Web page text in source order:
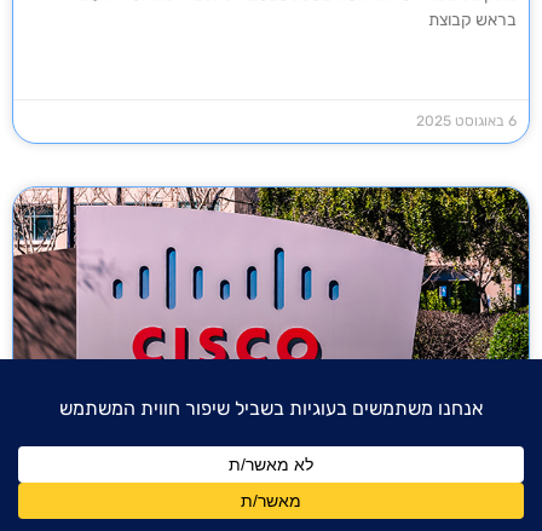
בראש קבוצת
6 באוגוסט 2025
סיסקו דיווחה על דלף מידע המשפיע על